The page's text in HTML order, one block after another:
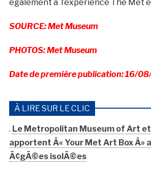
également à l’expérience The Met
SOURCE: Met Museum
PHOTOS: Met Museum
Date de première publication: 16/
À LIRE SUR LE CLIC
. Le Metropolitan Museum of Art
apportent Â« Your Met Art Box Â»
Ã¢gÃ©es isolÃ©es